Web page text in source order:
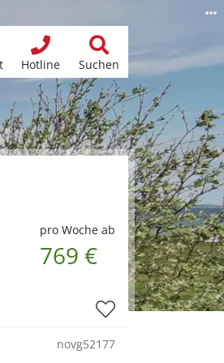
Hotline Suchen
pro Woche ab
769 €
novg52177